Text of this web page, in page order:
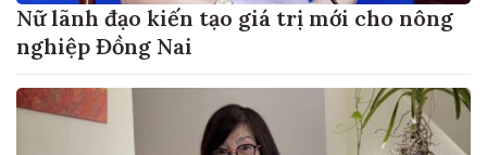
Nữ lãnh đạo kiến tạo giá trị mới cho nông
nghiệp Đồng Nai